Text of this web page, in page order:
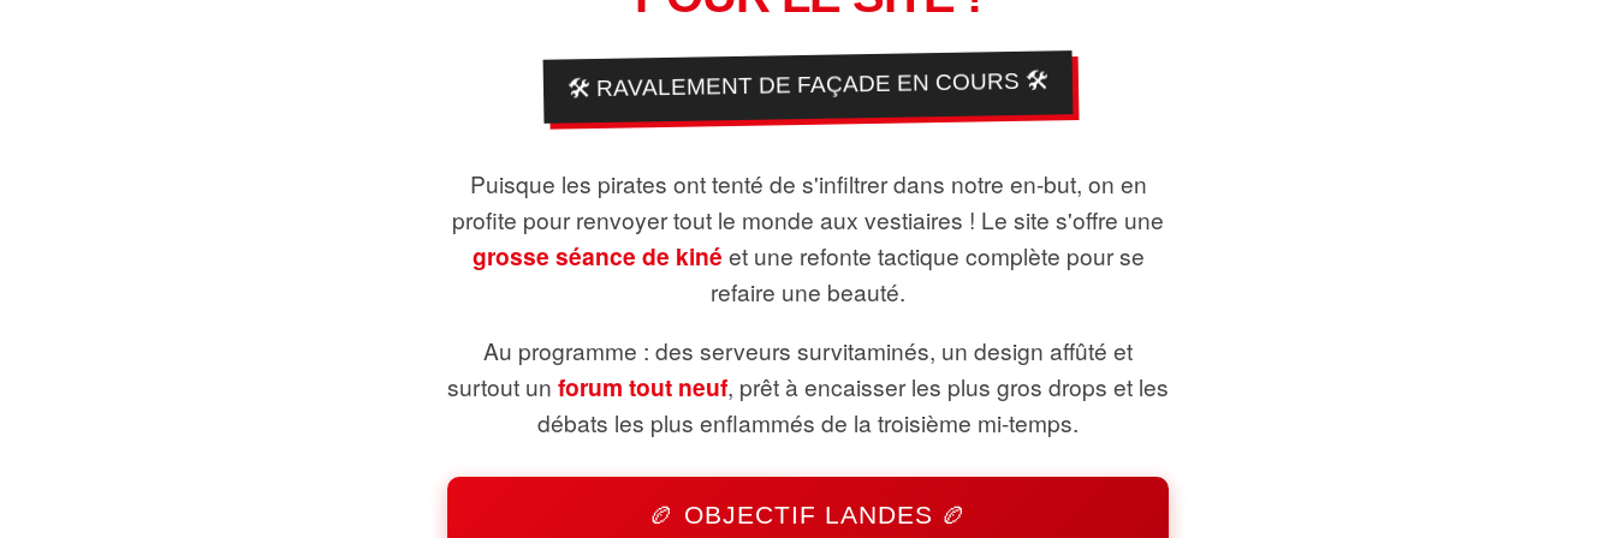
🛠️ RAVALEMENT DE FAÇADE EN COURS 🛠️
Puisque les pirates ont tenté de s'infiltrer dans notre en-but, on en
profite pour renvoyer tout le monde aux vestiaires ! Le site s'offre une
grosse séance de kiné et une refonte tactique complète pour se
refaire une beauté.
Au programme : des serveurs survitaminés, un design affûté et
surtout un forum tout neuf, prêt à encaisser les plus gros drops et les
débats les plus enflammés de la troisième mi-temps.
🏉 OBJECTIF LANDES 🏉